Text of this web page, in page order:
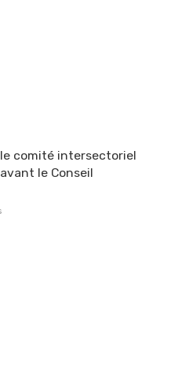
comité intersectoriel
le Conseil